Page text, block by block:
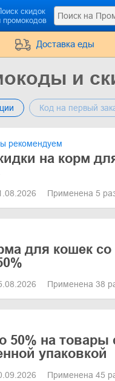
скидок
промокодов
Доставка еды
и
Код на первый
рекомендуем
на корм
Применена 5
для кошек со
Применена 38
50% на товары
упаковкой
Применена 45